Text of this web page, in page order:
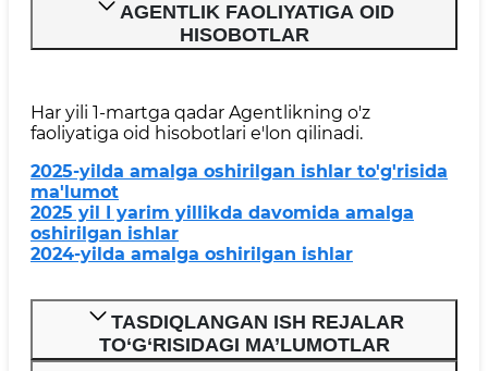
AGENTLIK FAOLIYATIGA OID
HISOBOTLAR
Har yili 1-martga qadar Agentlikning o'z
faoliyatiga oid hisobotlari e'lon qilinadi.
2025-yilda amalga oshirilgan ishlar to'g'risida
ma'lumot
2025 yil I yarim yillikda davomida amalga
oshirilgan ishlar
2024-yilda amalga oshirilgan ishlar
TASDIQLANGAN ISH REJALAR
TO‘G‘RISIDAGI MA’LUMOTLAR